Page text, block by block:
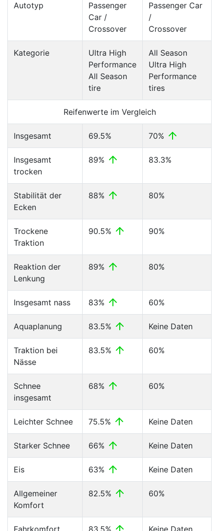
Autotyp
Passenger
Car /
Crossover
Passenger Car
/
Crossover
Kategorie
Ultra High
Performance
All Season
tire
All Season
Ultra High
Performance
tires
Reifenwerte im Vergleich
Insgesamt 69.5% 70%
Insgesamt
trocken
89% 83.3%
Stabilität der
Ecken
88% 80%
Trockene
Traktion
90.5% 90%
Reaktion der
Lenkung
89% 80%
Insgesamt nass 83% 60%
Aquaplanung 83.5% Keine Daten
Traktion bei
Nässe
83.5% 60%
Schnee
insgesamt
68% 60%
Leichter Schnee 75.5% Keine Daten
Starker Schnee 66% Keine Daten
Eis 63% Keine Daten
Allgemeiner
Komfort
82.5% 60%
Fahrkomfort 83.5% Keine Daten